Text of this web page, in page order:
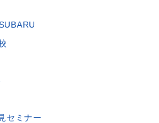
セミナー